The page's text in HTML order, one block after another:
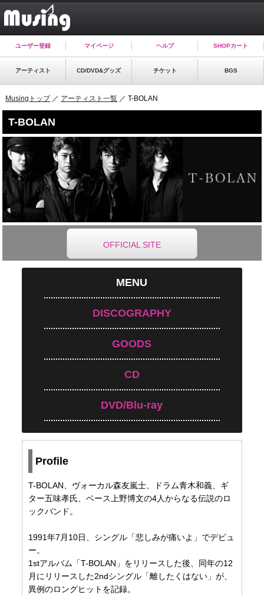
ユーザー登録 マイページ ヘルプ SHOPカート
アーティスト CD/DVD&グッズ チケット BGS
Musingトップ／ アーティスト一覧 ／ T-BOLAN
T-BOLAN
OFFICIAL SITE
MENU
DISCOGRAPHY
GOODS
CD
DVD/Blu-ray
Profile
T-BOLAN、ヴォーカル森友嵐士、ドラム青木和義、ギ
ター五味孝氏、ベース上野博文の4人からなる伝説のロ
ックバンド。
1991年7月10日、シングル「悲しみが痛いよ」でデビュ
ー。
1stアルバム「T-BOLAN」をリリースした後、同年の12
月にリリースした2ndシングル「離したくはない」が、
異例のロングヒットを記録。